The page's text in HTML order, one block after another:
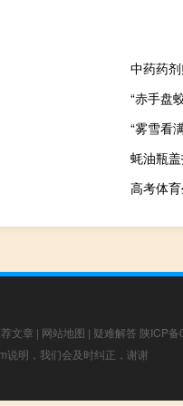
中药药
“赤手盘
“雾雪看
蚝油瓶
高考体
文章 | 网站地图 | 疑难解答 陕ICP
说明，我们会及时纠正，谢谢